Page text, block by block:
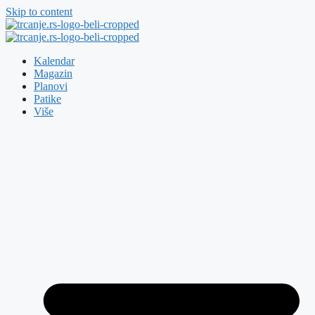
Skip to content
Kalendar
Magazin
Planovi
Patike
Više